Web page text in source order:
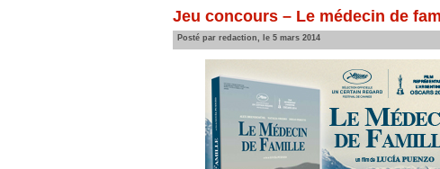
Jeu concours – Le médecin de
Posté par redaction, le 5 mars 2014